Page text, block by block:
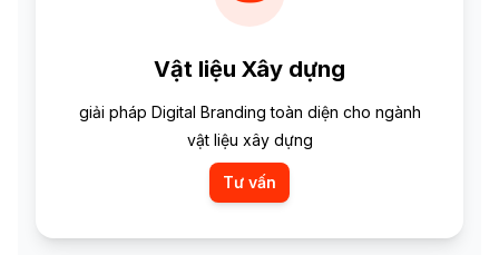
Vật liệu Xây dựng
giải pháp Digital Branding toàn diện cho ngành
vật liệu xây dựng
Tư vấn